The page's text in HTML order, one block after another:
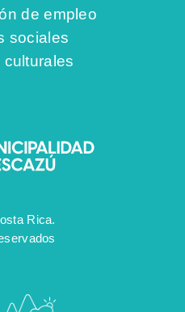
de empleo
sociales
culturales
Rica.